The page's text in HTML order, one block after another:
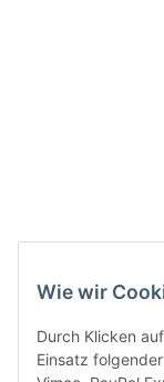
Wie wir
Durch Klicken
Einsatz